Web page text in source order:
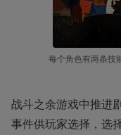
每个角色有两条技
战斗之余游戏中推进
事件供玩家选择，选